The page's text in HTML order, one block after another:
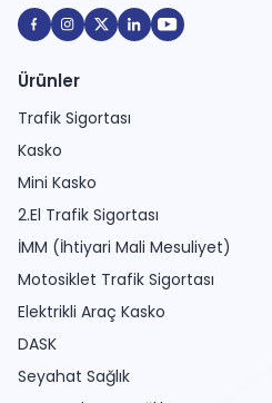
Ürünler
Trafik Sigortası
Kasko
Mini Kasko
2.El Trafik Sigortası
İMM (İhtiyari Mali Mesuliyet)
Motosiklet Trafik Sigortası
Elektrikli Araç Kasko
DASK
Seyahat Sağlık